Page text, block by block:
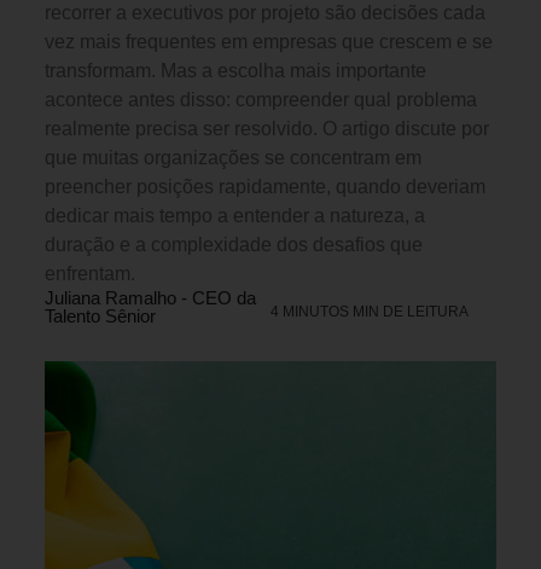
recorrer a executivos por projeto são decisões cada
vez mais frequentes em empresas que crescem e se
transformam. Mas a escolha mais importante
acontece antes disso: compreender qual problema
realmente precisa ser resolvido. O artigo discute por
que muitas organizações se concentram em
preencher posições rapidamente, quando deveriam
dedicar mais tempo a entender a natureza, a
duração e a complexidade dos desafios que
enfrentam.
Juliana Ramalho - CEO da
Talento Sênior
4 MINUTOS MIN DE LEITURA